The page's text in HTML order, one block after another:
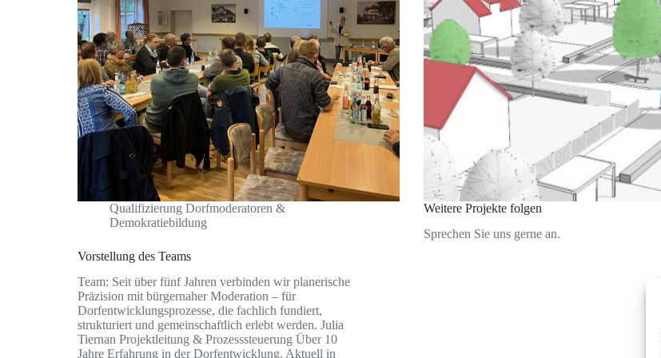
Qualifizierung Dorfmoderatoren &
Demokratiebildung
Vorstellung des Teams
Team: Seit über fünf Jahren verbinden wir planerische
Präzision mit bürgernaher Moderation – für
Dorfentwicklungsprozesse, die fachlich fundiert,
strukturiert und gemeinschaftlich erlebt werden. Julia
Tiernan Projektleitung & Prozesssteuerung Über 10
Jahre Erfahrung in der Dorfentwicklung. Aktuell in
Weitere Projekte folgen
Sprechen Sie uns gerne an.